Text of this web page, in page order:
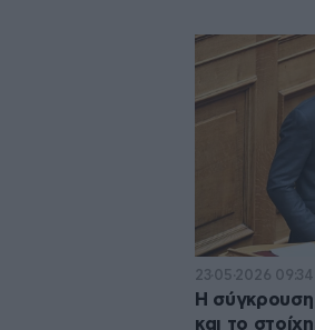
23·05·2026 09:34
Η
και το